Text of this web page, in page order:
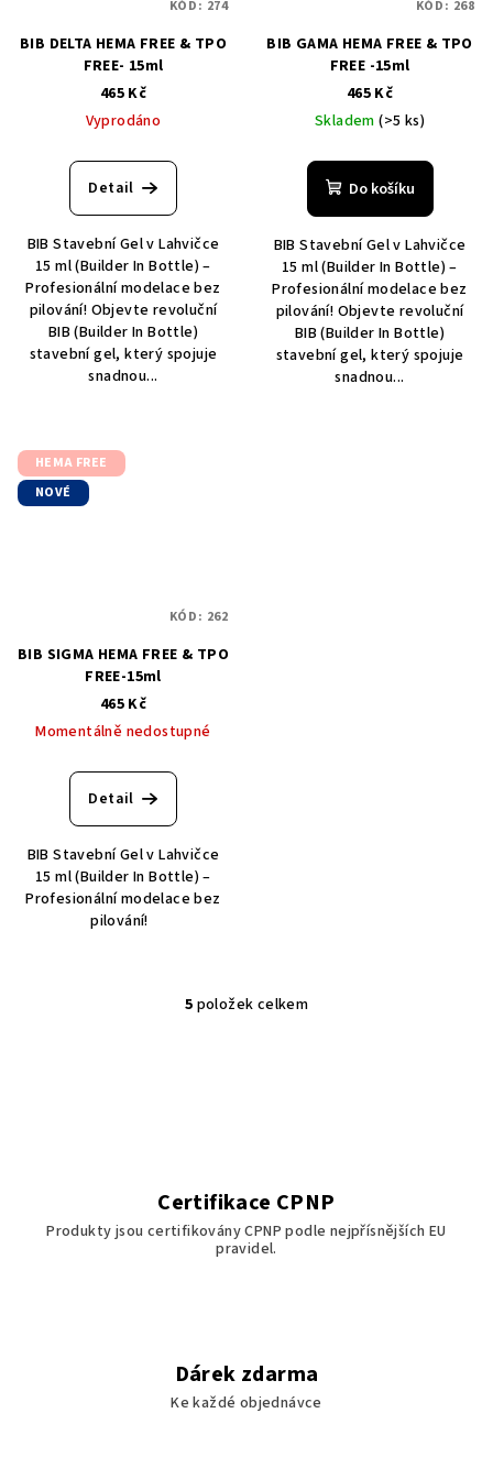
BIB DELTA HEMA FREE & TPO
FREE- 15ml
465 Kč
Vyprodáno
Detail
BIB Stavební Gel v Lahvičce
15 ml (Builder In Bottle) –
Profesionální modelace bez
pilování! Objevte revoluční
BIB (Builder In Bottle)
stavební gel, který spojuje
snadnou...
KÓD: 274
BIB GAMA HEMA FREE & TPO
FREE -15ml
465 Kč
Skladem(>5 ks)
Do košíku
BIB Stavební Gel v Lahvičce
15 ml (Builder In Bottle) –
Profesionální modelace bez
pilování! Objevte revoluční
BIB (Builder In Bottle)
stavební gel, který spojuje
snadnou...
KÓD: 268
HEMA FREE
NOVÉ
BIB SIGMA HEMA FREE & TPO
FREE-15ml
465 Kč
Momentálně nedostupné
Detail
BIB Stavební Gel v Lahvičce
15 ml (Builder In Bottle) –
Profesionální modelace bez
pilování!
KÓD: 262
O
í
p
r
ý
p
5 položek celkem
Certifikace CPNP
Produkty jsou certifikovány CPNP podle nejpřísnějších EU
pravidel.
Dárek zdarma
Ke každé objednávce